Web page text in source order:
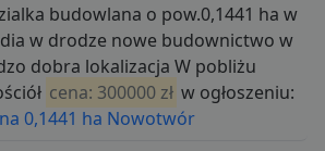
budowlana o pow.0,1441 ha w
w drodze nowe budownictwo w
dobra lokalizacja W pobliżu
cena: 300000 zł w ogłoszeniu:
0,1441 ha Nowotwór